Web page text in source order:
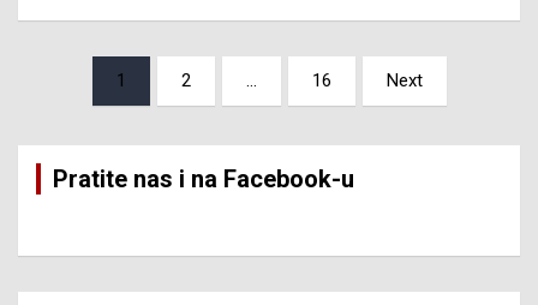
pagination
1 2 … 16 Next
Pratite nas i na Facebook-u